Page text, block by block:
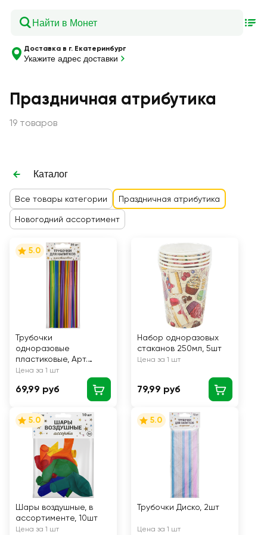
Доставка в г. Екатеринбург
Укажите адрес доставки
Праздничная атрибутика
19 товаров
Каталог
Все товары категории Праздничная атрибутика
Новогодний ассортимент
5.0
Трубочки
одноразовые
пластиковые, Арт.
210610-1, 20шт
Цена за 1 шт
69,99 руб
Набор одноразовых
стаканов 250мл, 5шт
Цена за 1 шт
79,99 руб
5.0
Шары воздушные, в
ассортименте, 10шт
Цена за 1 шт
5.0
Трубочки Диско, 2шт
Цена за 1 шт